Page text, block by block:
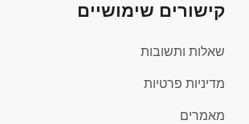
קישורים שימושיים
שאלות ותשובות
מדיניות פרטיות
מאמרים